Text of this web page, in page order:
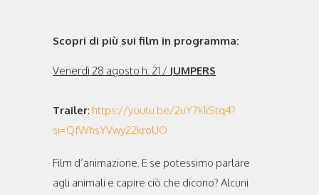
Scopri di più sui film in programma:
Venerdì 28 agosto h. 21 / JUMPERS
Trailer: https://youtu.be/2uY7k1iStq4?
si=QfWhsYVwy22kroUO
Film d’animazione. E se potessimo parlare
agli animali e capire ciò che dicono? Alcuni